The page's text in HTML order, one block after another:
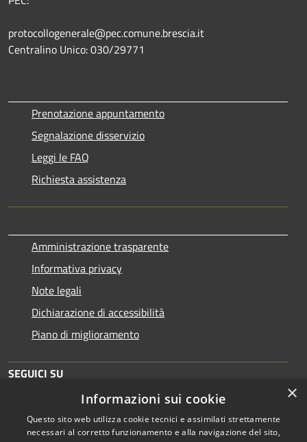
protocollogenerale@pec.comune.brescia.it
Centralino Unico: 030/29771
Prenotazione appuntamento
Segnalazione disservizio
Leggi le FAQ
Richiesta assistenza
Amministrazione trasparente
Informativa privacy
Note legali
Dichiarazione di accessibilità
Piano di miglioramento
SEGUICI SU
×
Informazioni sui cookie
Questo sito web utilizza cookie tecnici e assimilati strettamente
necessari al corretto funzionamento e alla navigazione del sito,